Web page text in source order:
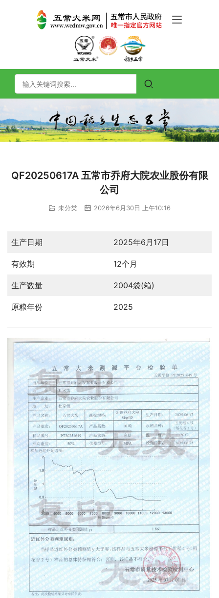
QF20250617A 五常市乔府大院农业股份有限
公司
未分类 2026年6月30日 上午10:16
生产日期 2025年6月17日
有效期 12个月
生产数量 2004袋(箱)
原粮年份 2025